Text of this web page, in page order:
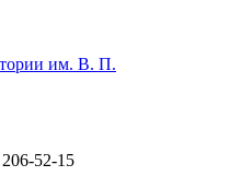
им. В. П.
52-15